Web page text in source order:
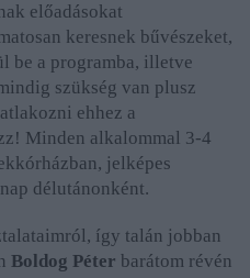
előadásokat
keresnek bűvészeket,
be a programba, illetve
szükség van plusz
ehhez a
Minden alkalommal 3-4
jelképes
délutánonként.
így talán jobban
Boldog Péter barátom révén